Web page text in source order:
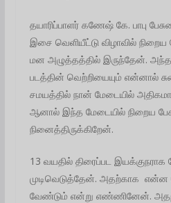
தயாரிப்பாளர் கணேஷ் கே. பாபு
இசை வெளியீட்டு விழாவில் நிறைய
மன அழுத்தத்தில் இருந்தேன்.
படத்தின் வெற்றியையும் என்னால்
சமயத்தில் நான் மேடையில்
ஆனால் இந்த மேடையில் நிறைய
நினைத்திருக்கிறேன்.
13 வயதில் திரைப்பட
முடிவெடுத்தேன். அதற்காக
வேண்டும் என்று எண்ணினேன்.